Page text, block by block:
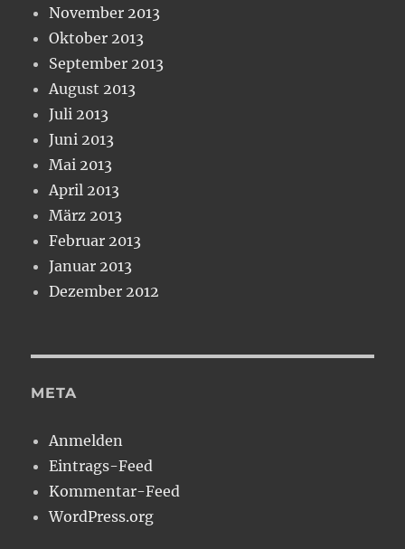
November 2013
Oktober 2013
September 2013
August 2013
Juli 2013
Juni 2013
Mai 2013
April 2013
März 2013
Februar 2013
Januar 2013
Dezember 2012
META
Anmelden
Eintrags-Feed
Kommentar-Feed
WordPress.org